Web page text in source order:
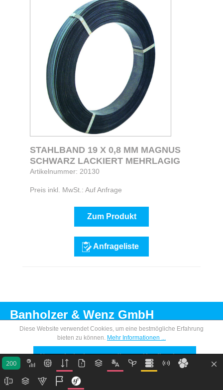
STAHLBAND 19 X 0,8 MM MAGNUS
SCHWARZ LACKIERT MEHRLAGIG
Artikelnummer: 20130
Preis inkl. MwSt.: Auf Anfrage
Zum Produkt
Anfrageliste
Banholzer & Wenz GmbH
Impressum
Diese Website verwendet Cookies, um eine bestmögliche Erfahrung
bieten zu können. Mehr Informationen ...
Nur technisch notwendige Konfigurieren
Alle Cookies akzeptieren
200